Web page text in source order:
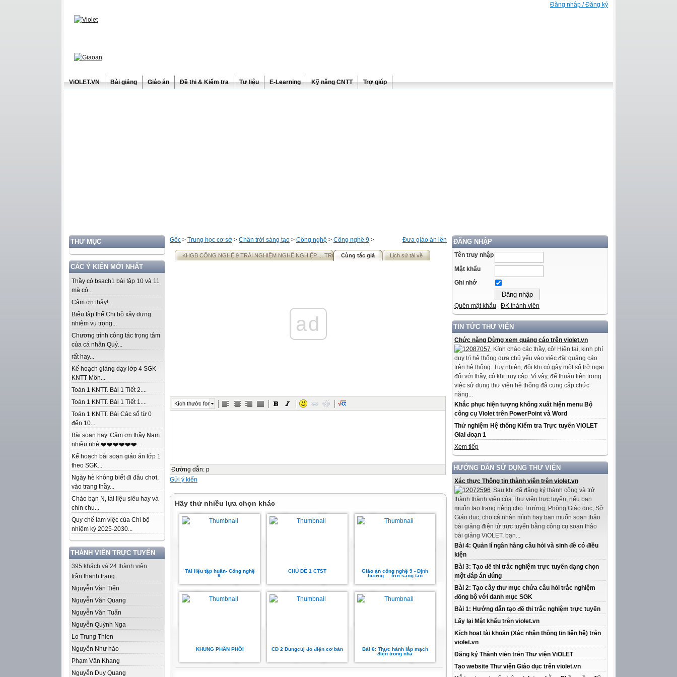
Đăng nhập / Đăng ký
ViOLET.VN Bài giảng Giáo án Đề thi & Kiểm tra Tư liệu E-Learning Kỹ năng CNTT Trợ giúp
THƯ MỤC
CÁC Ý KIẾN MỚI NHẤT
Thầy có bsach1 bài tập 10 và 11
mà có...
Cảm ơn thầy!...
Biểu tập thể Chi bộ xây dựng
nhiệm vụ trọng...
Chương trình công tác trọng tâm
của cá nhân Quý...
rất hay...
Kế hoạch giảng dạy lớp 4 SGK -
KNTT Môn...
Toán 1 KNTT. Bài 1 Tiết 2....
Toán 1 KNTT. Bài 1 Tiết 1....
Toán 1 KNTT. Bài Các số từ 0
đến 10...
Bài soạn hay. Cảm ơn thầy Nam
nhiều nhé ❤️❤️❤️❤️❤️❤️...
Kế hoạch bài soạn giáo án lớp 1
theo SGK...
Ngày hè không biết đi đâu chơi,
vào trang thầy...
Chào bạn N, tài liệu siêu hay và
chỉn chu...
Quy chế làm việc của Chi bộ
nhiệm kỳ 2025-2030...
THÀNH VIÊN TRỰC TUYẾN
395 khách và 24 thành viên
trần thanh trang
Nguyễn Văn Tiến
Nguyễn Văn Quang
Nguyễn Văn Tuấn
Nguyễn Quỳnh Nga
Lo Trung Thien
Nguyễn Như hảo
Phạm Văn Khang
Nguyễn Duy Quang
ĐĂNG NHẬP
Tên truy nhập
Mật khẩu
Ghi nhớ
Quên mật khẩu ĐK thành viên
TIN TỨC THƯ VIỆN
Chức năng Dừng xem quảng cáo trên violet.vn
Kính chào các thầy, cô! Hiện tại, kinh phí
duy trì hệ thống dựa chủ yếu vào việc đặt quảng cáo
trên hệ thống. Tuy nhiên, đôi khi có gây một số trở ngại
đối với thầy, cô khi truy cập. Vì vậy, để thuận tiện trong
việc sử dụng thư viện hệ thống đã cung cấp chức
năng...
Khắc phục hiện tượng không xuất hiện menu Bộ
công cụ Violet trên PowerPoint và Word
Thử nghiệm Hệ thống Kiểm tra Trực tuyến ViOLET
Giai đoạn 1
Xem tiếp
HƯỚNG DẪN SỬ DỤNG THƯ VIỆN
Xác thực Thông tin thành viên trên violet.vn
Sau khi đã đăng ký thành công và trở
thành thành viên của Thư viện trực tuyến, nếu bạn
muốn tạo trang riêng cho Trường, Phòng Giáo dục, Sở
Giáo dục, cho cá nhân mình hay bạn muốn soạn thảo
bài giảng điện tử trực tuyến bằng công cụ soạn thảo
bài giảng ViOLET, bạn...
Bài 4: Quản lí ngân hàng câu hỏi và sinh đề có điều
kiện
Bài 3: Tạo đề thi trắc nghiệm trực tuyến dạng chọn
một đáp án đúng
Bài 2: Tạo cây thư mục chứa câu hỏi trắc nghiệm
đồng bộ với danh mục SGK
Bài 1: Hướng dẫn tạo đề thi trắc nghiệm trực tuyến
Lấy lại Mật khẩu trên violet.vn
Kích hoạt tài khoản (Xác nhận thông tin liên hệ) trên
violet.vn
Đăng ký Thành viên trên Thư viện ViOLET
Tạo website Thư viện Giáo dục trên violet.vn
Đưa giáo án lên
Gốc > Trung học cơ sở > Chân trời sáng tạo > Công nghệ > Công nghệ 9 >
KHGB CÔNG NGHỆ 9 TRẢI NGHIỆM NGHỀ NGHIỆP ... TRONG NHÀ CTST
Cùng tác giả Lịch sử tải về
ad
Kích thước font
Đường dẫn: p
Gửi ý kiến
Hãy thử nhiều lựa chọn khác
Tài liệu tập huấn- Công nghệ
9.
CHỦ ĐỀ 1 CTST
Giáo án công nghệ 9 - Định
hướng ... trời sáng tạo
KHUNG PHÂN PHỐI CĐ 2 Dungcuj đo điện cơ bản
Bài 6: Thực hành lắp mạch
điện trong nhà